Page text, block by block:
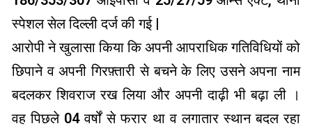
स्पेशल सेल दिल्ली दर्ज की गई |
आरोपी ने खुलासा किया कि अपनी आपराधिक गतिविधियों को
छिपाने व अपनी गिरफ़्तारी से बचने के लिए उसने अपना नाम
बदलकर शिवराज रख लिया और अपनी दाढ़ी भी बढ़ा ली ।
वह पिछले 04 वर्षों से फरार था व लगातार स्थान बदल रहा